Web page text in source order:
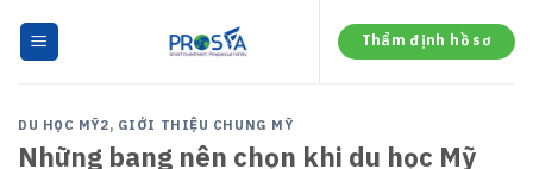
Thẩm định hồ sơ
DU HỌC MỸ2, GIỚI THIỆU CHUNG MỸ
Những bang nên chọn khi du học Mỹ